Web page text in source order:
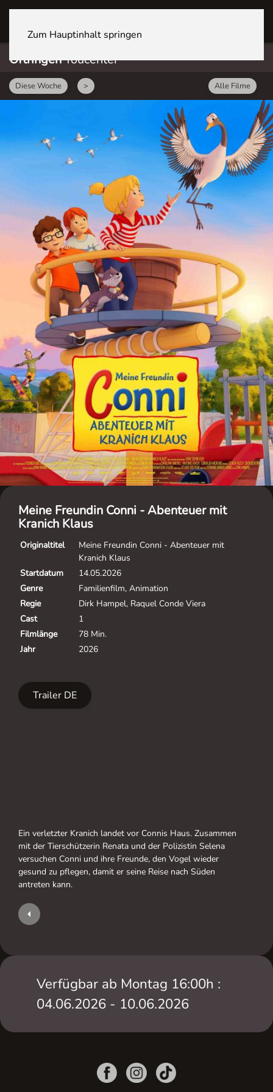
Zum Hauptinhalt springen
OftringenYoucenter
Diese Woche > Alle Filme
Meine Freundin Conni - Abenteuer mit
Kranich Klaus
Originaltitel
Meine Freundin Conni - Abenteuer mit
Kranich Klaus
Startdatum
14.05.2026
Genre
Familienfilm, Animation
Regie
Dirk Hampel, Raquel Conde Viera
Cast
1
Filmlänge
78 Min.
Jahr
2026
Trailer DE
Ein verletzter Kranich landet vor Connis Haus. Zusammen
mit der Tierschützerin Renata und der Polizistin Selena
versuchen Conni und ihre Freunde, den Vogel wieder
gesund zu pflegen, damit er seine Reise nach Süden
antreten kann.
Verfügbar ab Montag 16:00h :
04.06.2026 - 10.06.2026